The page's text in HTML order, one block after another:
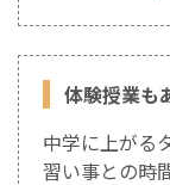
体験授業も
中学に上がる
習い事との時